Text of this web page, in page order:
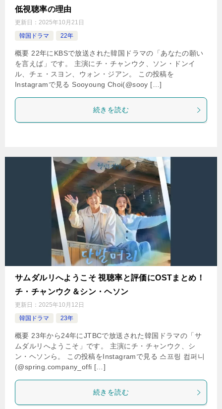
低視聴率の理由
更新日： 2025年10月21日
韓国ドラマ
22年
概要 22年にKBSで放送された韓国ドラマの「あなたの願い
を言えば」です。 主演にチ・チャンウク、ソン・ドンイ
ル、チェ・スヨン、ウォン・ジアン。 この投稿を
Instagramで見る Sooyoung Choi(@sooy […]
続きを読む
サムダルリへようこそ 視聴率と評価にOSTまとめ！
チ・チャンウク＆シン・ヘソン
更新日： 2025年10月12日
韓国ドラマ
23年
概要 23年から24年にJTBCで放送された韓国ドラマの「サ
ムダルリへようこそ」です。 主演にチ・チャンウク、シ
ン・ヘソンら。 この投稿をInstagramで見る 스프링 컴퍼니
(@spring.company_offi […]
続きを読む